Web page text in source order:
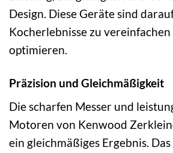
Design. Diese Geräte sind
Kocherlebnisse zu vereinfachen
optimieren.
Präzision und Gleichmäßigkeit
Die scharfen Messer und
Motoren von Kenwood
ein gleichmäßiges Ergebnis.